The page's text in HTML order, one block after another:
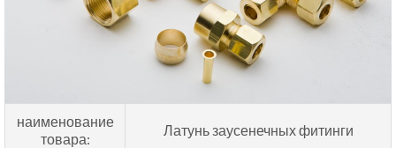
наименование
товара:
Латунь заусенечных фитинги